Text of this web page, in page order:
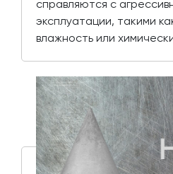
справляются с
эксплуатации, такими
влажность или